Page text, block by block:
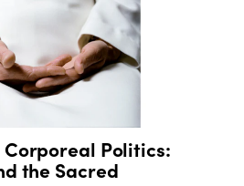
Politics:
the Sacred